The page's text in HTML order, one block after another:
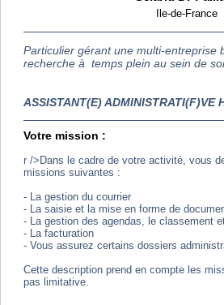
Ile-de-France
Particulier gérant une multi-entreprise
recherche à temps plein au sein de
ASSISTANT(E) ADMINISTRATI(F)VE
Votre mission :
r />Dans le cadre de votre activité, vous
missions suivantes :
- La gestion du courrier
- La saisie et la mise en forme de
- La gestion des agendas, le classement
- La facturation
- Vous assurez certains dossiers
Cette description prend en compte les
pas limitative.